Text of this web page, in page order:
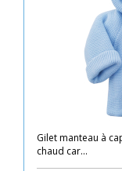
Gilet manteau à
chaud car...